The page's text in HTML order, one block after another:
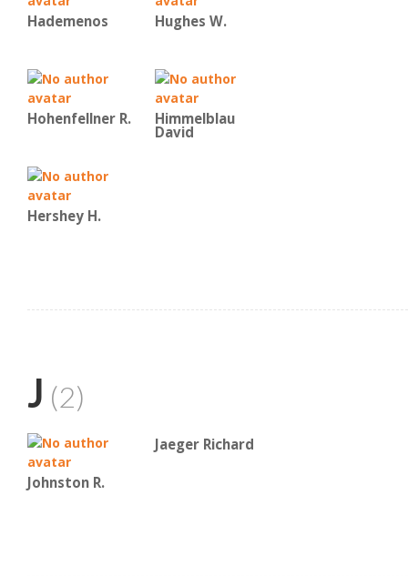
Hademenos Hughes W.
Hohenfellner R. Himmelblau
David
Hershey H.
J (2)
Johnston R.
Jaeger Richard